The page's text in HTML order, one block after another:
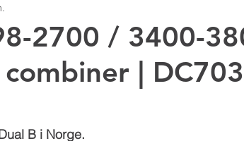
Aerial Oy Kathrein
2700 / 3400-
|
B i Norge.